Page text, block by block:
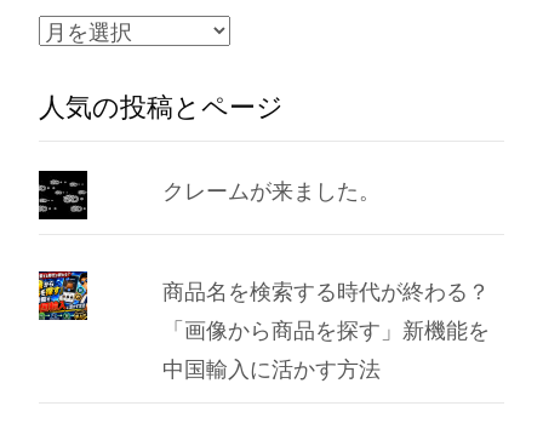
ア
カ
イ
ブ
人気の投稿とページ
クレームが来ました。
商品名を検索する時代が終わる？
「画像から商品を探す」新機能を
中国輸入に活かす方法